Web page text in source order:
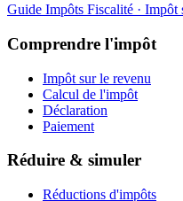
Guide Impôts Fiscalité · Impôt
Comprendre l'impôt
Impôt sur le revenu
Calcul de l'impôt
Déclaration
Paiement
Réduire & simuler
Réductions d'impôts